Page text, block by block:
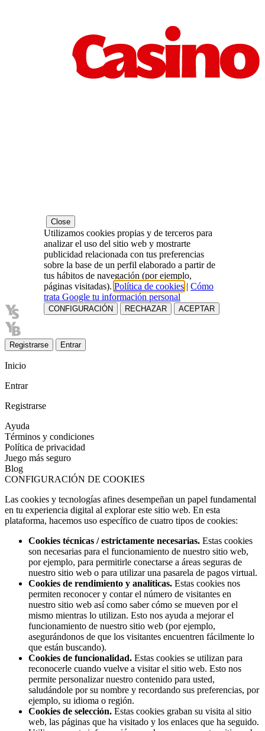
Registrarse Entrar
Inicio
Entrar
Registrarse
Ayuda
Términos y condiciones
Política de privacidad
Juego más seguro
Blog
CONFIGURACIÓN DE COOKIES
Las cookies y tecnologías afines desempeñan un papel fundamental
en tu experiencia digital al explorar este sitio web. En esta
plataforma, hacemos uso específico de cuatro tipos de cookies:
Cookies técnicas / estrictamente necesarias. Estas cookies
son necesarias para el funcionamiento de nuestro sitio web,
por ejemplo, para permitirle conectarse a áreas seguras de
nuestro sitio web o para utilizar una pasarela de pagos virtual.
Cookies de rendimiento y analíticas. Estas cookies nos
permiten reconocer y contar el número de visitantes en
nuestro sitio web así como saber cómo se mueven por el
mismo mientras lo utilizan. Esto nos ayuda a mejorar el
funcionamiento de nuestro sitio web (por ejemplo,
asegurándonos de que los visitantes encuentren fácilmente lo
que están buscando).
Cookies de funcionalidad. Estas cookies se utilizan para
reconocerle cuando vuelve a visitar el sitio web. Esto nos
permite personalizar nuestro contenido para usted,
saludándole por su nombre y recordando sus preferencias, por
ejemplo, su idioma o región.
Cookies de selección. Estas cookies graban su visita al sitio
web, las páginas que ha visitado y los enlaces que ha seguido.
Close
Utilizamos cookies propias y de terceros para
analizar el uso del sitio web y mostrarte
publicidad relacionada con tus preferencias
sobre la base de un perfil elaborado a partir de
tus hábitos de navegación (por ejemplo,
páginas visitadas). Política de cookies | Cómo
trata Google tu información personal
CONFIGURACIÓN RECHAZAR ACEPTAR